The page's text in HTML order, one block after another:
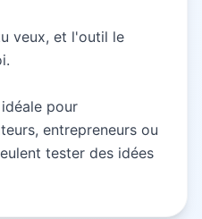
veux, et l'outil le
pour
entrepreneurs ou
tester des idées